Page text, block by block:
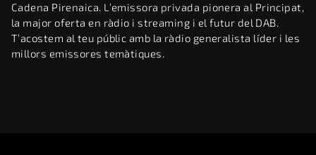
Cadena Pirenaica. L’emissora privada pionera al Principat,
la major oferta en ràdio i streaming i el futur del DAB.
T’acostem al teu públic amb la ràdio generalista líder i les
millors emissores temàtiques.